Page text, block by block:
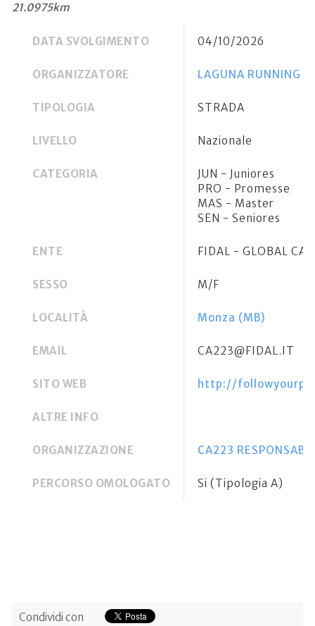
21.0975km
DATA SVOLGIMENTO 04/10/2026
ORGANIZZATORE LAGUNA RUNNING
TIPOLOGIA STRADA
LIVELLO Nazionale
CATEGORIA
JUN - Juniores
PRO - Promesse
MAS - Master
SEN - Seniores
ENTE FIDAL - GLOBAL
SESSO M/F
LOCALITÀ Monza (MB)
EMAIL CA223@FIDAL.IT
SITO WEB http://
ALTRE INFO
ORGANIZZAZIONE CA223
PERCORSO OMOLOGATO Si (Tipologia A)
Condividi con